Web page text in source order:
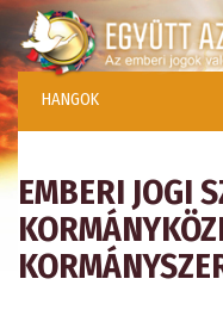
HANGOK
EMBERI JOGI